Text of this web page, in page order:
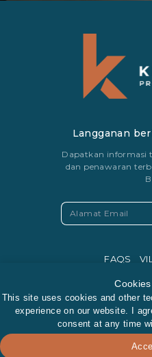
Langganan
Dapatkan informasi
dan penawaran
FAQS
This site uses cookies and other
experience on our website. I
consent at any time